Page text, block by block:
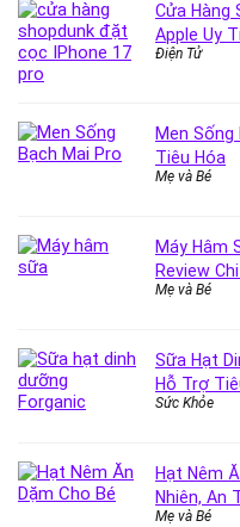
Cửa Hàng
Apple Uy
Điện Tử
Men Sống
Tiêu Hóa
Mẹ và Bé
Máy Hâm
Review
Mẹ và Bé
Sữa Hạt
Hỗ Trợ
Sức Khỏe
Hạt Nêm
Nhiên, An
Mẹ và Bé